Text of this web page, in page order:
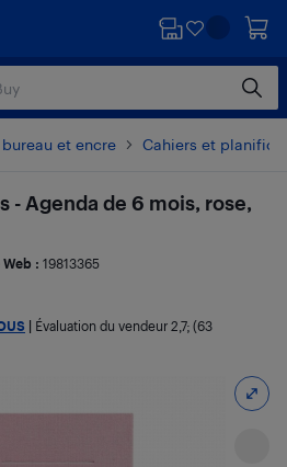
et encre Cahiers et
- Agenda de 6 mois, rose,
: 19813365
Évaluation du vendeur 2,7; (63